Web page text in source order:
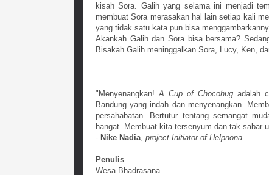
kisah Sora. Galih yang selama ini menjadi
membuat Sora merasakan hal lain setiap kali
yang tidak satu kata pun bisa
Akankah Galih dan Sora bisa bersama?
Bisakah Galih meninggalkan Sora, Lucy, Ken,
"Menyenangkan!A Cup of Chocohugadalah
Bandung yang indah dan menyenangkan.
persahabatan. Bertutur tentang semangat
hangat. Membuat kita tersenyum dan tak sabar
- Nike Nadia, project Initiator of Helpnona
Penulis
Wesa Bhadrasana